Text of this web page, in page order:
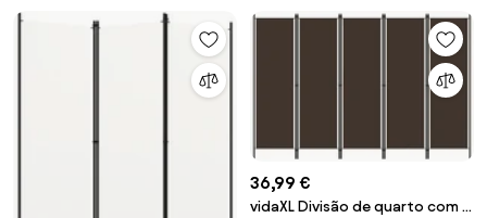
36,99 €
vidaXL Divisão de quarto com 5